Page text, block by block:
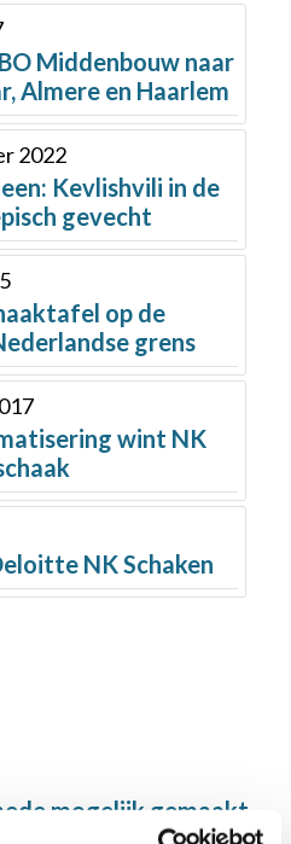
Middenbouw naar
Almere en Haarlem
2022
Kevlishvili in de
gevecht
op de
grens
wint NK
NK Schaken
mogelijk gemaakt